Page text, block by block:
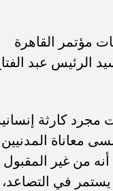
مؤتمر القاهرة
الرئيس عبد
كارثة
معاناة المدنيين
من غير المقبول
عام ــ ما يقرب من 14 شهراً ــ وأن يستمر في التصاعد،